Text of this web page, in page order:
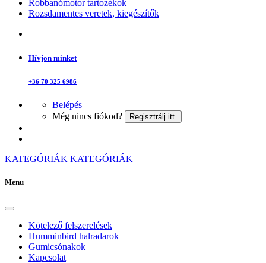
Robbanómotor tartozékok
Rozsdamentes veretek, kiegészítők
Hívjon minket
+36 70 325 6986
Belépés
Még nincs fiókod?
Regisztrálj itt.
KATEGÓRIÁK KATEGÓRIÁK
Menu
Kötelező felszerelések
Humminbird halradarok
Gumicsónakok
Kapcsolat